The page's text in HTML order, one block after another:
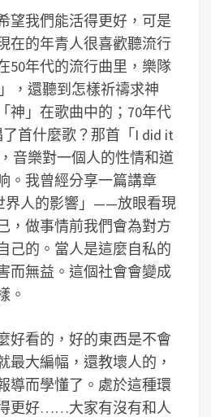
望我們能活得更好，可是
在的年青人很喜歡聽流行
50年代的流行曲里，樂隊
，還聽到怎樣祈禱求神
神」在歌曲中的；70年代
了首什麼歌？那首「I did it
音樂對一個人的性情和道
。我曾經分享一篇講章
人的影響」——放眼看現
，做事情前我們會為對方
己的。當人是這麼自私的
而無益。這個社會會變成
。
好看的，好的東西是不會
最大編幅，還教壞人的，
導而學懂了。處於這種環
更好……大家有沒有和人